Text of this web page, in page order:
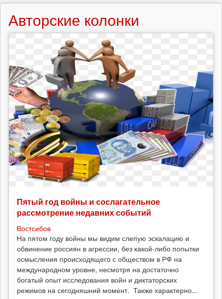
троцкисты?
Говорит
тов.
Троцкий!
Авторские колонки
Пятый год войны и сослагательное
рассмотрение недавних событий
Востсибов
На пятом году войны мы видим слепую эскалацию и
обвинение россиян в агрессии, без какой-либо попытки
осмысления происходящего с обществом в РФ на
международном уровне, несмотря на достаточно
богатый опыт исследования войн и диктаторских
режимов на сегодняшний момент. Также характерно...